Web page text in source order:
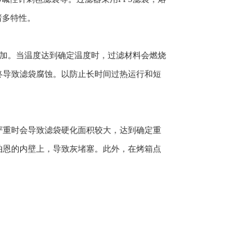
特性。
。当温度达到确定温度时，过滤材料会燃烧
致滤袋腐蚀。以防止长时间过热运行和短
时会导致滤袋硬化面积较大，达到确定重
的内壁上，导致灰堵塞。此外，在烤箱点